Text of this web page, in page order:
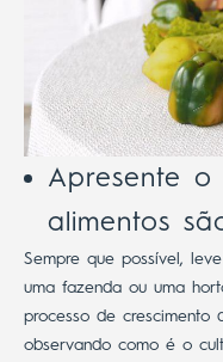
Apresente
alimentos
Sempre que possível,
uma fazenda ou uma
processo de crescimento
observando como é o